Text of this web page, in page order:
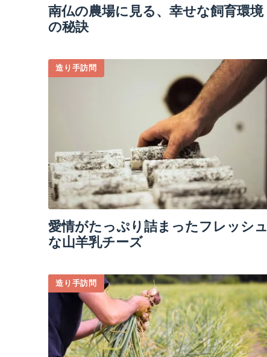
南仏の農場に見る、幸せな飼育環境
の秘訣
造り手訪問
愛情がたっぷり詰まったフレッシュ
な山羊乳チーズ
造り手訪問